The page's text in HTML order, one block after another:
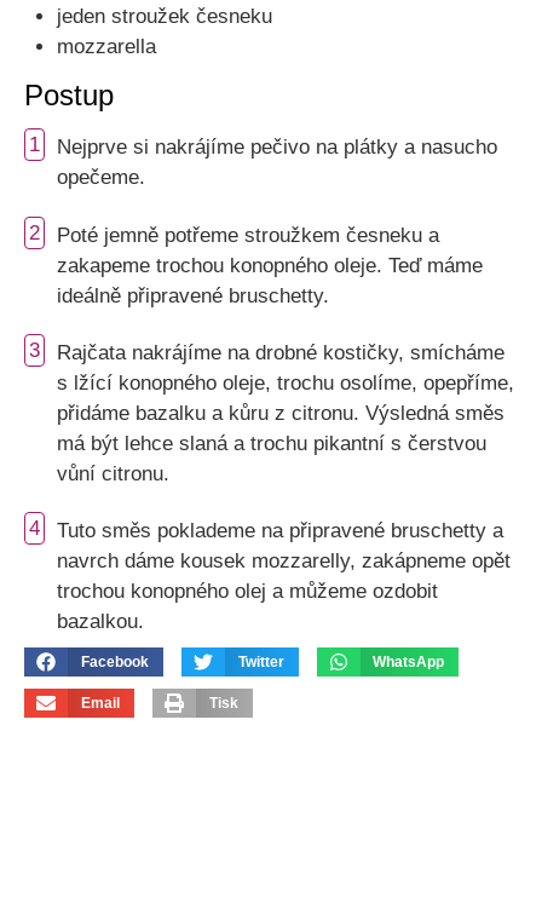
jeden stroužek česneku
mozzarella
Postup
1
Nejprve si nakrájíme pečivo na plátky a nasucho
opečeme.
2
Poté jemně potřeme stroužkem česneku a
zakapeme trochou konopného oleje. Teď máme
ideálně připravené bruschetty.
3
Rajčata nakrájíme na drobné kostičky, smícháme
s lžící konopného oleje, trochu osolíme, opepříme,
přidáme bazalku a kůru z citronu. Výsledná směs
má být lehce slaná a trochu pikantní s čerstvou
vůní citronu.
4
Tuto směs poklademe na připravené bruschetty a
navrch dáme kousek mozzarelly, zakápneme opět
trochou konopného olej a můžeme ozdobit
bazalkou.
Facebook Twitter WhatsApp
Email Tisk